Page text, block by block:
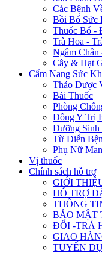
Các Bệnh
Bồi Bổ Sức
Thuốc Bổ -
Trà Hoa -
Ngâm
Cây & Hạt
Cẩm Nang Sức
Thảo Dược
Bài Thuốc
Phòng
Đông Y Trị
Dưỡng Sinh
Từ Điển
Phụ Nữ
Vị thuốc
Chính sách hỗ trợ
GIỚI
HỖ TRỢ
THÔNG
BẢO MẬT
ĐỔI -TRẢ
GIAO
TUYỂN